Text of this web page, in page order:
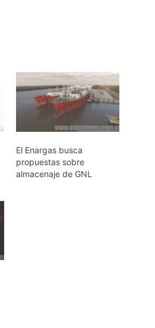
El Enargas busca
propuestas sobre
almacenaje de GNL